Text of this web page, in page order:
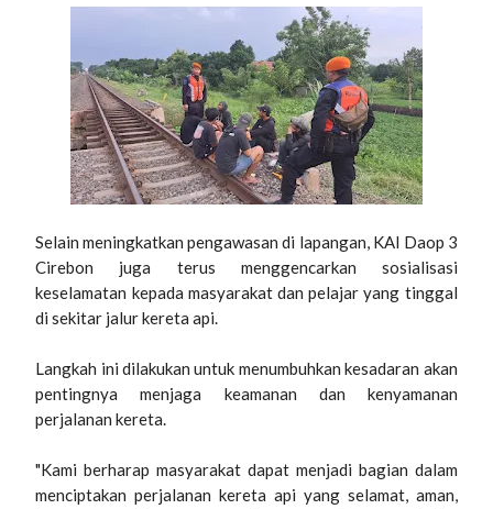
Selain meningkatkan pengawasan di lapangan, KAI Daop 3
Cirebon juga terus menggencarkan sosialisasi
keselamatan kepada masyarakat dan pelajar yang tinggal
di sekitar jalur kereta api.
Langkah ini dilakukan untuk menumbuhkan kesadaran akan
pentingnya menjaga keamanan dan kenyamanan
perjalanan kereta.
"Kami berharap masyarakat dapat menjadi bagian dalam
menciptakan perjalanan kereta api yang selamat, aman,